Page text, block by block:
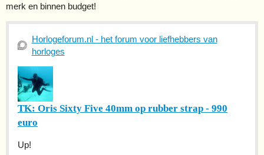
merk en binnen budget!
Horlogeforum.nl - het forum voor liefhebbers van
horloges
TK: Oris Sixty Five 40mm op rubber strap - 990
euro
Up!